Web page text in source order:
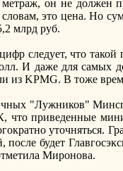
он не должен
это цена. Но
млрд руб.
следует, что такой
И даже для самых
из KPMG. В тоже
"Лужников"
приведенные
уточняться.
после будет
Миронова.